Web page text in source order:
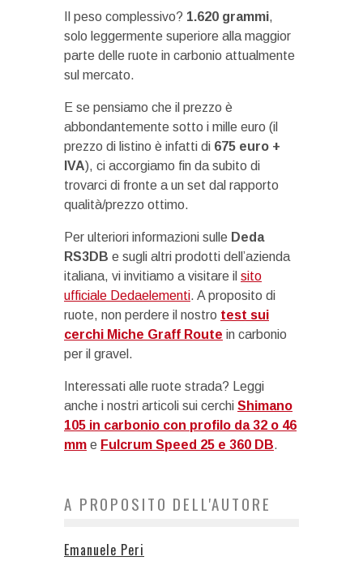
Il peso complessivo? 1.620 grammi,
solo leggermente superiore alla maggior
parte delle ruote in carbonio attualmente
sul mercato.
E se pensiamo che il prezzo è
abbondantemente sotto i mille euro (il
prezzo di listino è infatti di 675 euro +
IVA), ci accorgiamo fin da subito di
trovarci di fronte a un set dal rapporto
qualità/prezzo ottimo.
Per ulteriori informazioni sulle Deda
RS3DB e sugli altri prodotti dell’azienda
italiana, vi invitiamo a visitare il sito
ufficiale Dedaelementi. A proposito di
ruote, non perdere il nostro test sui
cerchi Miche Graff Route in carbonio
per il gravel.
Interessati alle ruote strada? Leggi
anche i nostri articoli sui cerchi Shimano
105 in carbonio con profilo da 32 o 46
mm e Fulcrum Speed 25 e 360 DB.
A PROPOSITO DELL'AUTORE
Emanuele Peri